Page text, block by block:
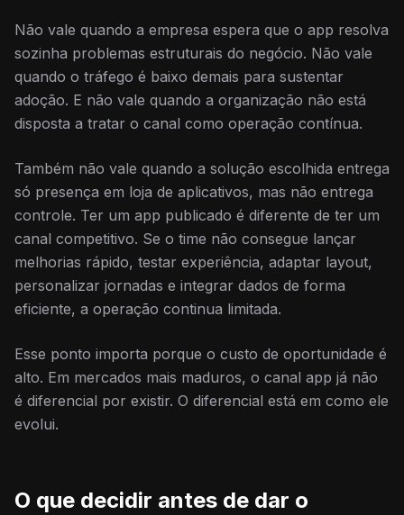
Não vale quando a empresa espera que o app resolva
sozinha problemas estruturais do negócio. Não vale
quando o tráfego é baixo demais para sustentar
adoção. E não vale quando a organização não está
disposta a tratar o canal como operação contínua.
Também não vale quando a solução escolhida entrega
só presença em loja de aplicativos, mas não entrega
controle. Ter um app publicado é diferente de ter um
canal competitivo. Se o time não consegue lançar
melhorias rápido, testar experiência, adaptar layout,
personalizar jornadas e integrar dados de forma
eficiente, a operação continua limitada.
Esse ponto importa porque o custo de oportunidade é
alto. Em mercados mais maduros, o canal app já não
é diferencial por existir. O diferencial está em como ele
evolui.
O que decidir antes de dar o